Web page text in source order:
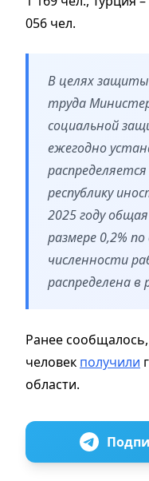
056 чел.
В целях
труда
социальной
ежегодно
республику
2025 году
размере 0,2%
численности
распределена в
Ранее
человек получили
области.